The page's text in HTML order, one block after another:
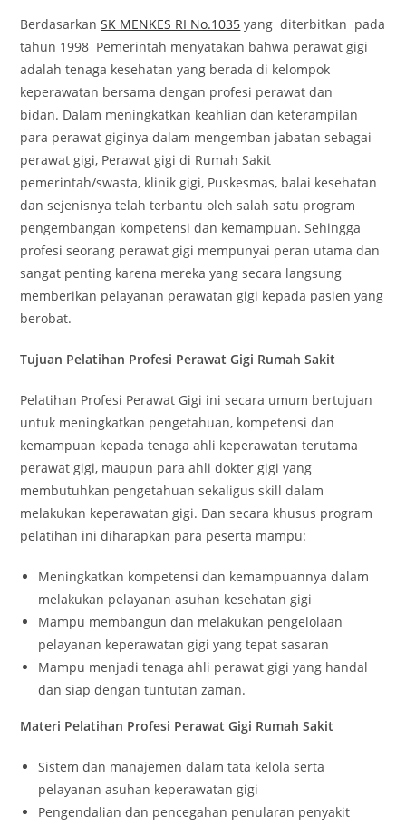
BerdasarkanSK MENKES RI No.1035 yang diterbitkan pada
tahun 1998 Pemerintah menyatakan bahwa perawat gigi
adalah tenaga kesehatan yang berada di kelompok
keperawatan bersama dengan profesi perawat dan
bidan. Dalam meningkatkan keahlian dan keterampilan
para perawat giginya dalam mengemban jabatan sebagai
perawat gigi, Perawat gigi di Rumah Sakit
pemerintah/swasta, klinik gigi, Puskesmas, balai kesehatan
dan sejenisnya telah terbantu oleh salah satu program
pengembangan kompetensi dan kemampuan. Sehingga
profesi seorang perawat gigi mempunyai peran utama dan
sangat penting karena mereka yang secara langsung
memberikan pelayanan perawatan gigi kepada pasien yang
berobat.
Tujuan Pelatihan Profesi Perawat Gigi Rumah Sakit
Pelatihan Profesi Perawat Gigi ini secara umum bertujuan
untuk meningkatkan pengetahuan, kompetensi dan
kemampuan kepada tenaga ahli keperawatan terutama
perawat gigi, maupun para ahli dokter gigi yang
membutuhkan pengetahuan sekaligus skill dalam
melakukan keperawatan gigi. Dan secara khusus program
pelatihan ini diharapkan para peserta mampu:
Meningkatkan kompetensi dan kemampuannya dalam
melakukan pelayanan asuhan kesehatan gigi
Mampu membangun dan melakukan pengelolaan
pelayanan keperawatan gigi yang tepat sasaran
Mampu menjadi tenaga ahli perawat gigi yang handal
dan siap dengan tuntutan zaman.
Materi Pelatihan Profesi Perawat Gigi Rumah Sakit
Sistem dan manajemen dalam tata kelola serta
pelayanan asuhan keperawatan gigi
Pengendalian dan pencegahan penularan penyakit